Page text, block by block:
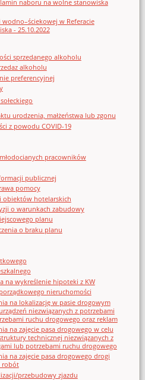
naboru na wolne stanowiska
w Referacie
- 25.10.2022
sprzedanego alkoholu
alkoholu
preferencyjnej
urodzenia, małżeństwa lub zgonu
z powodu COVID-19
pracowników
publicznej
pomocy
obiektów hotelarskich
o warunkach zabudowy
planu
o braku planu
na wykreślenie hipoteki z KW
nieruchomości
na lokalizację w pasie drogowym
niezwiązanych z potrzebami
ruchu drogowego oraz reklam
na zajęcie pasa drogowego w celu
technicznej niezwiązanych z
lub potrzebami ruchu drogowego
na zajęcie pasa drogowego drogi
robót
przebudowy zjazdu